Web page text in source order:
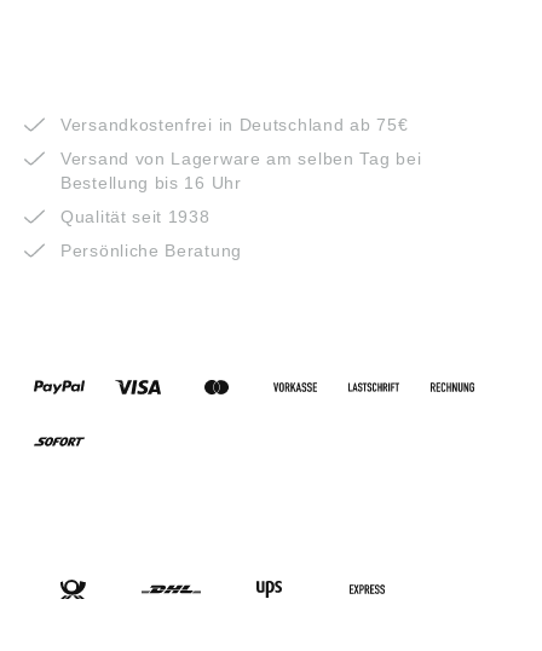
Versandkostenfrei in Deutschland ab 75€
Versand von Lagerware am selben Tag bei
Bestellung bis 16 Uhr
Qualität seit 1938
Persönliche Beratung